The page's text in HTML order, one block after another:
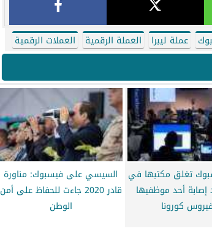
عملة ليبرا العملة الرقمية العملات الرقمية
تغلق مكتبها في
إصابة أحد موظفيها
كورونا
السيسي على فيسبوك: مناورة
قادر 2020 جاءت للحفاظ على أمن
الوطن